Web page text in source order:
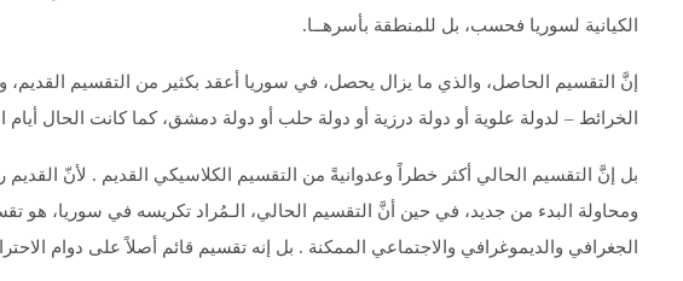
الكيانية لسوريا فحسب، بل للمنطقة بأسرهــا.
إنَّ التقسيم الحاصل، والذي ما يزال يحصل، في سوريا أعقد بكثير من التقسيم القديم،
الخرائط – لدولة علوية أو دولة درزية أو دولة حلب أو دولة دمشق، كما كانت الحال أيام
بل إنَّ التقسيم الحالي أكثر خطراً وعدوانيةً من التقسيم الكلاسيكي القديم . لأنّ القديم
ومحاولة البدء من جديد، في حين أنَّ التقسيم الحالي، الـمُراد تكريسه في سوريا، هو
الجغرافي والديموغرافي والاجتماعي الممكنة . بل إنه تقسيم قائم أصلاً على دوام